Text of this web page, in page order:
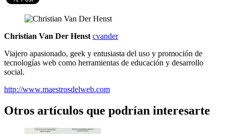
Christian Van Der Henst cvander
Viajero apasionado, geek y entusiasta del uso y promoción de
tecnologías web como herramientas de educación y desarrollo
social.
http://www.maestrosdelweb.com
Otros artículos que podrían interesarte